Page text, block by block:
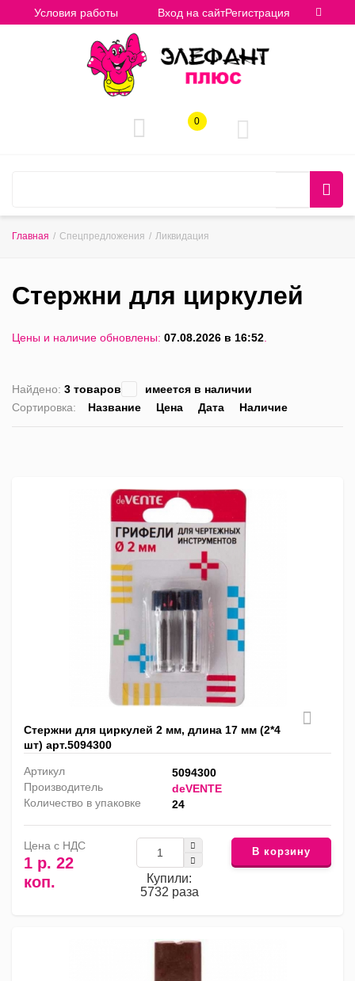
Условия работы Вход на сайтРегистрация
0
Главная / Спецпредложения / Ликвидация
Стержни для циркулей
Цены и наличие обновлены: 07.08.2026 в 16:52.
Найдено: 3 товаров
имеется в наличии
Сортировка:
Название Цена Дата Наличие
Стержни для циркулей 2 мм, длина 17 мм (2*4
шт) арт.5094300
Артикул
5094300
Производитель
deVENTE
Количество в упаковке
24
Цена с НДС
1 р. 22
коп.
Купили:
5732 раза
В корзину